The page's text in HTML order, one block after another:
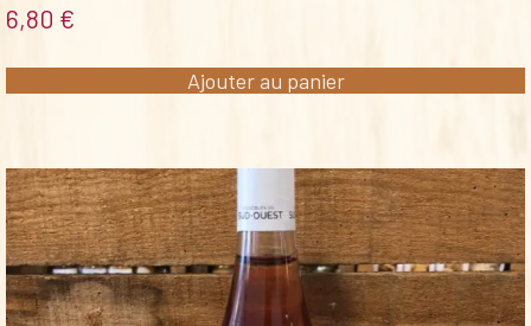
6,80 €
Ajouter au panier